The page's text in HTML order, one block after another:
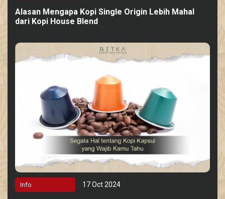
Alasan Mengapa Kopi Single Origin Lebih Mahal
dari Kopi House Blend
Info 17 Oct 2024